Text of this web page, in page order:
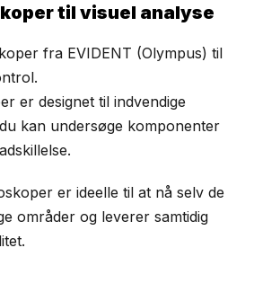
til visuel analyse
fra EVIDENT (Olympus) til
er designet til indvendige
kan undersøge komponenter
er ideelle til at nå selv de
områder og leverer samtidig